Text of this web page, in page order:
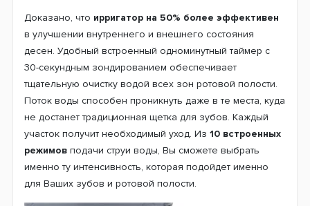
Доказано, что ирригатор на 50% более эффективен
в улучшении внутреннего и внешнего состояния
десен. Удобный встроенный одноминутный таймер с
30-секундным зондированием обеспечивает
тщательную очистку водой всех зон ротовой полости.
Поток воды способен проникнуть даже в те места, куда
не достанет традиционная щетка для зубов. Каждый
участок получит необходимый уход. Из 10 встроенных
режимов подачи струи воды, Вы сможете выбрать
именно ту интенсивность, которая подойдет именно
для Ваших зубов и ротовой полости.